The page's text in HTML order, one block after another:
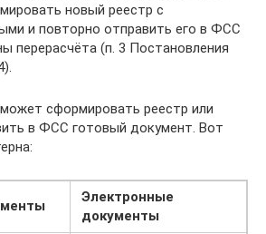
новый реестр с
и повторно отправить его в ФСС
перерасчёта (п. 3 Постановления
сформировать реестр или
в ФСС готовый документ. Вот
Электронные
документы